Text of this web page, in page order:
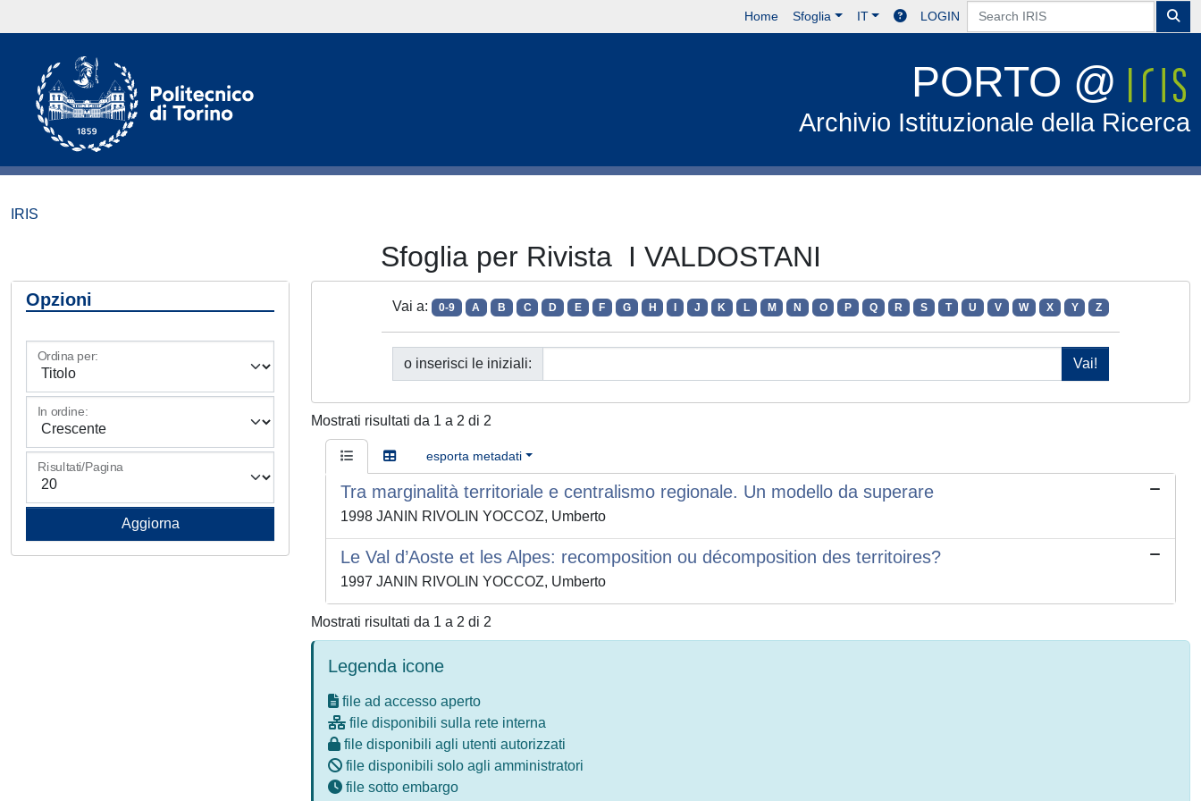
Home Sfoglia IT LOGIN
PORTO @
Archivio Istituzionale della Ricerca
IRIS
Sfoglia per Rivista I VALDOSTANI
Opzioni
Ordina per:
In ordine:
Risultati/Pagina
Vai a: 0-9 A B C D E F G H J K L M N O P Q R S T U V W X Y Z
o inserisci le iniziali:
Mostrati risultati da 1 a 2 di 2
esporta metadati
Tra marginalità territoriale e centralismo regionale. Un modello da superare
1998 JANIN RIVOLIN YOCCOZ, Umberto
Le Val d’Aoste et les Alpes: recomposition ou décomposition des territoires?
1997 JANIN RIVOLIN YOCCOZ, Umberto
Mostrati risultati da 1 a 2 di 2
Legenda icone
file ad accesso aperto
file disponibili sulla rete interna
file disponibili agli utenti autorizzati
file disponibili solo agli amministratori
file sotto embargo